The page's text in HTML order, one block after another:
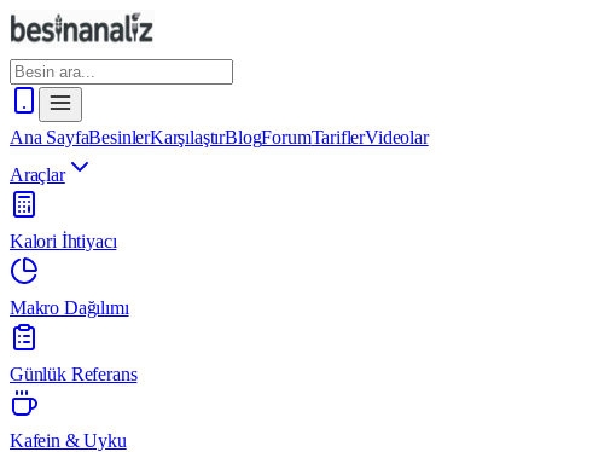
Ana SayfaBesinlerKarşılaştırBlogForumTariflerVideolar
Araçlar
Kalori İhtiyacı
Makro Dağılımı
Günlük Referans
Kafein & Uyku